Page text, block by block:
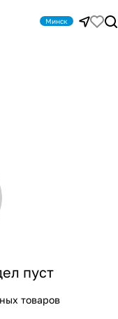
Минск
пуст
товаров